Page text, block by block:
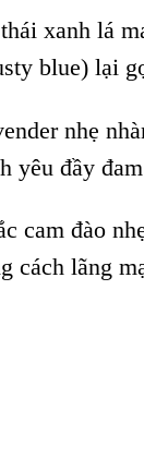
xanh lá
blue) lại
nhẹ
yêu đầy
cam đào
cách lãng